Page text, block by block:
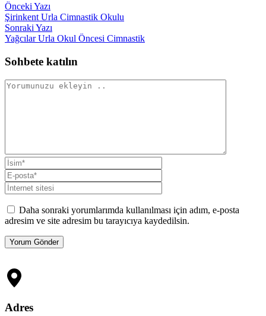
Yazı
gezinmesi
Önceki Yazı
yazı:
Şirinkent Urla Cimnastik Okulu
Sonraki Yazı
yazı:
Yağcılar Urla Okul Öncesi Cimnastik
Sohbete katılın
Daha sonraki yorumlarımda kullanılması için adım, e-posta
adresim ve site adresim bu tarayıcıya kaydedilsin.
Adres